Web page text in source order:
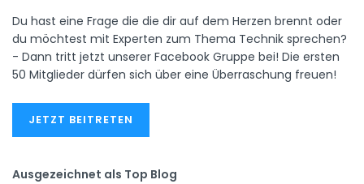
Du hast eine Frage die die dir auf dem Herzen brennt oder
du möchtest mit Experten zum Thema Technik sprechen?
- Dann tritt jetzt unserer Facebook Gruppe bei! Die ersten
50 Mitglieder dürfen sich über eine Überraschung freuen!
JETZT BEITRETEN
Ausgezeichnet als Top Blog